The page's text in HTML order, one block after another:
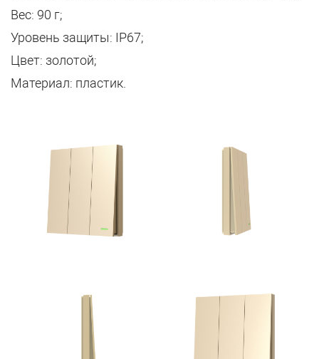
Вес: 90 г;
Уровень защиты: IP67;
Цвет: золотой;
Материал: пластик.